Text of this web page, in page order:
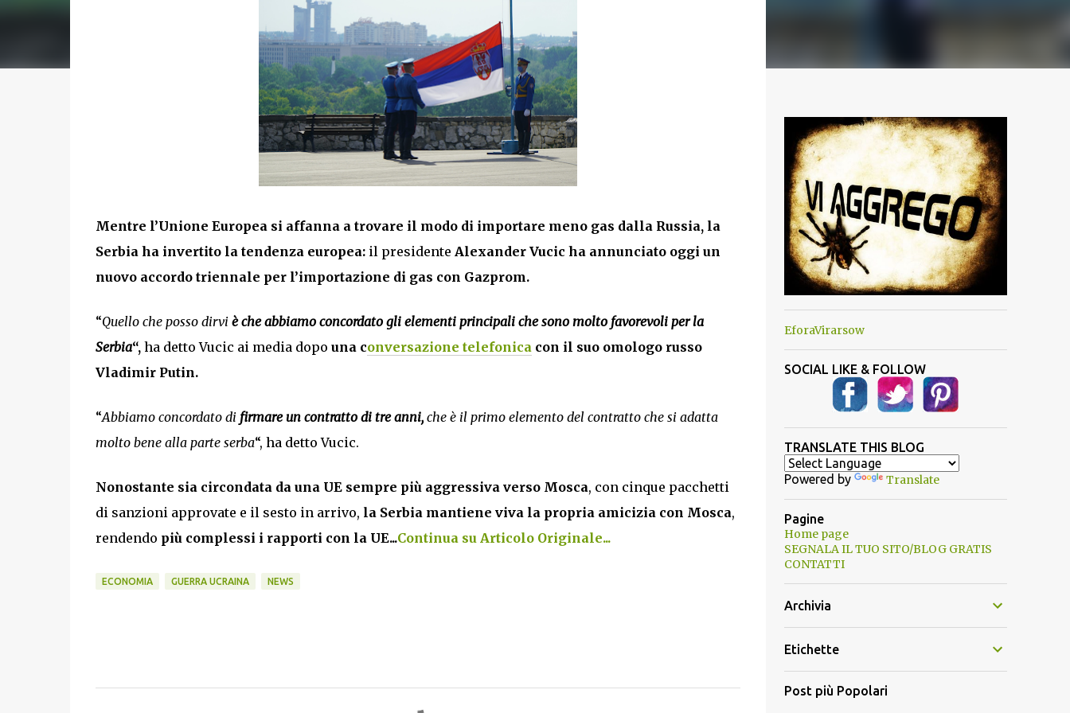
Mentre l’Unione Europea si affanna a trovare il modo di importare meno gas dalla Russia, la
Serbia ha invertito la tendenza europea: il presidente Alexander Vucic ha annunciato oggi un
nuovo accordo triennale per l’importazione di gas con Gazprom.
“Quello che posso dirvi è che abbiamo concordato gli elementi principali che sono molto favorevoli per la
Serbia“,ha detto Vucic ai media dopo una conversazione telefonica con il suo omologo russo
Vladimir Putin.
“Abbiamo concordato di firmare un contratto di tre anni,che è il primo elemento del contratto che si adatta
molto bene alla parte serba“, ha detto Vucic.
Nonostante sia circondata da una UE sempre più aggressiva verso Mosca, con cinque pacchetti
di sanzioni approvate e il sesto in arrivo, la Serbia mantiene viva la propria amicizia con Mosca,
rendendo più complessi i rapporti con la UE...Continua su Articolo Originale...
ECONOMIA GUERRA UCRAINA NEWS
EforaVirarsow
SOCIAL LIKE & FOLLOW
TRANSLATE THIS BLOG
Powered by Translate
Pagine
Home page
SEGNALA IL TUO SITO/BLOG GRATIS
CONTATTI
Archivia
Etichette
Post più Popolari